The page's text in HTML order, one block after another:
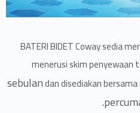
BATERI BIDET Coway sedia
menerusi skim penyewaan
sebulandan disediakan